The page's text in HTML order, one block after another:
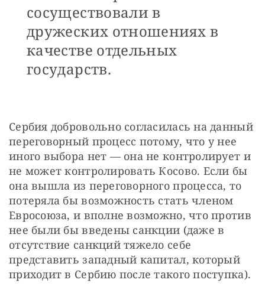
сосуществовали в
дружеских отношениях в
качестве отдельных
государств.
Сербия добровольно согласилась на данный
переговорный процесс потому, что у нее
иного выбора нет — она не контролирует и
не может контролировать Косово. Если бы
она вышла из переговорного процесса, то
потеряла бы возможность стать членом
Евросоюза, и вполне возможно, что против
нее были бы введены санкции (даже в
отсутствие санкций тяжело себе
представить западный капитал, который
приходит в Сербию после такого поступка).